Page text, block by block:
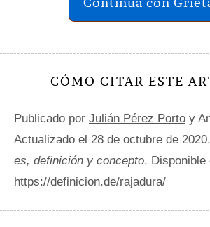
CÓMO CITAR ESTE
Publicado por Julián Pérez Porto y
Actualizado el 28 de octubre de 2020.
es, definición y concepto. Disponible
https://definicion.de/rajadura/